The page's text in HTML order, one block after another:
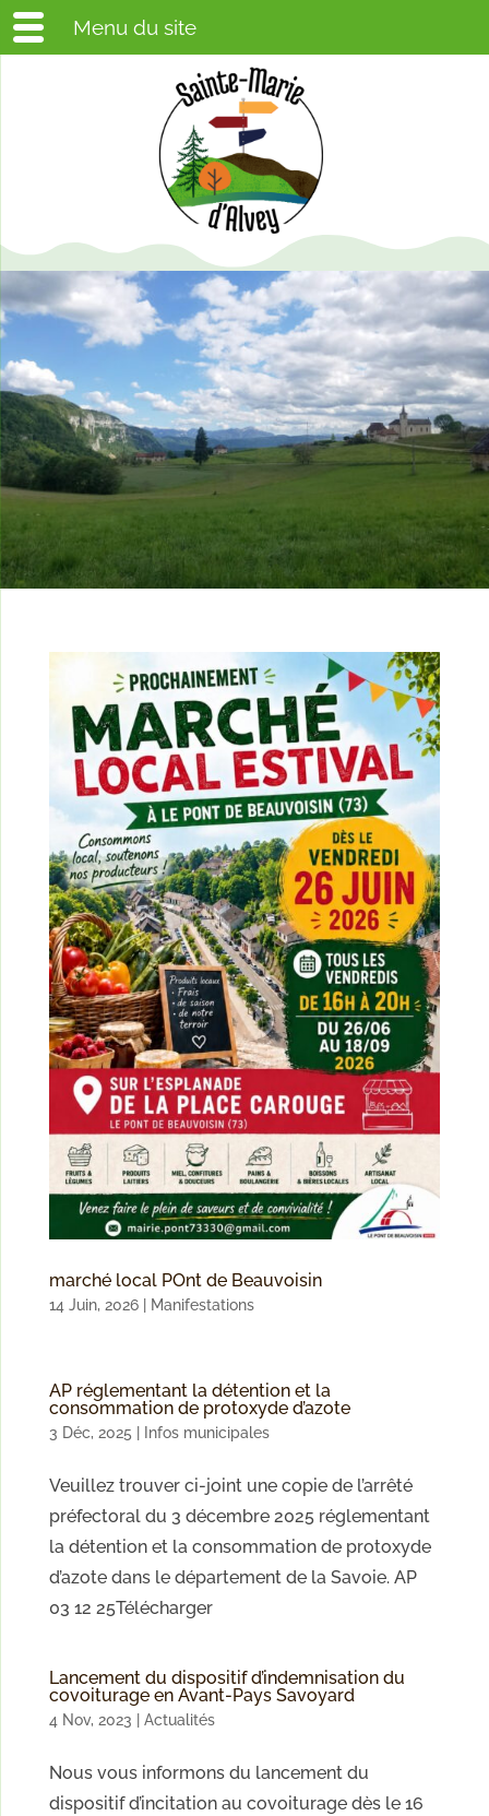
marché local POnt de Beauvoisin
14 Juin, 2026| Manifestations
AP réglementant la détention et la
consommation de protoxyde d’azote
3 Déc, 2025 Infos municipales
Veuillez trouver ci-joint une copie de l’arrêté
préfectoral du 3 décembre 2025 réglementant
la détention et la consommation de protoxyde
d’azote dans le département de la Savoie. AP
03 12 25Télécharger
Lancement du dispositif d’indemnisation du
covoiturage en Avant-Pays Savoyard
4 Nov, 2023 Actualités
Nous vous informons du lancement du
dispositif d’incitation au covoiturage dès le 16
Menu du site